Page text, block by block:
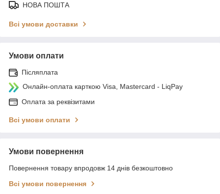
НОВА ПОШТА
Всі умови доставки
Умови оплати
Післяплата
Онлайн-оплата карткою Visa, Mastercard - LiqPay
Оплата за реквізитами
Всі умови оплати
Умови повернення
Повернення товару впродовж 14 днів безкоштовно
Всі умови повернення